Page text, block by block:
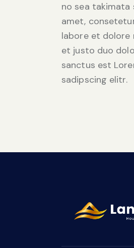
no sea
amet,
labore et dolore
et justo duo
sanctus est
sadipscing elitr.